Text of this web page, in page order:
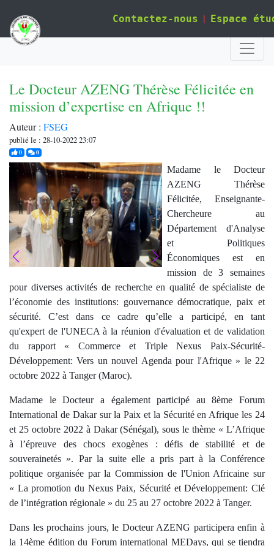
Contactez-nous | Espace
Le Docteur AZENG Thérèse Félicitée en
mission d’expertise en Afrique !!
Auteur : FSEG
publié le : 28-10-2022 23:07
0j'aime0commentaires
Madame le Docteur
AZENG Thérèse
Félicitée, Enseignante-
Chercheure au
Département d'Analyse
et Politiques
Économiques est en
mission de 3 semaines
pour diverses activités de recherche en qualité de spécialiste de
l’économie des institutions: gouvernance démocratique, paix et
sécurité. C’est dans ce cadre qu’elle a participé, en tant
qu'expert de l'UNECA à la réunion d'évaluation et de validation
du rapport « Commerce et Triple Nexus Paix-Sécurité-
Développement: Vers un nouvel Agenda pour l'Afrique » le 22
octobre 2022 à Tanger (Maroc).
Madame le Docteur a également participé au 8ème Forum
International de Dakar sur la Paix et la Sécurité en Afrique les 24
et 25 octobre 2022 à Dakar (Sénégal), sous le thème « L’Afrique
à l’épreuve des chocs exogènes : défis de stabilité et de
souverainetés ». Par la suite elle a pris part à la Conférence
politique organisée par la Commission de l'Union Africaine sur
« La promotion du Nexus Paix, Sécurité et Développement: Clé
de l’intégration régionale » du 25 au 27 octobre 2022 à Tanger.
Dans les prochains jours, le Docteur AZENG participera enfin à
la 14ème édition du Forum international MEDays, qui se tiendra